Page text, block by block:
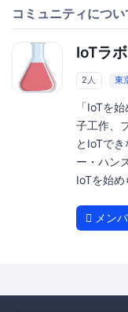
コミュニティについ
IoTラボ
2人 東
「IoTを
子工作、
とIoTで
ー・ハン
IoTを始め
メン